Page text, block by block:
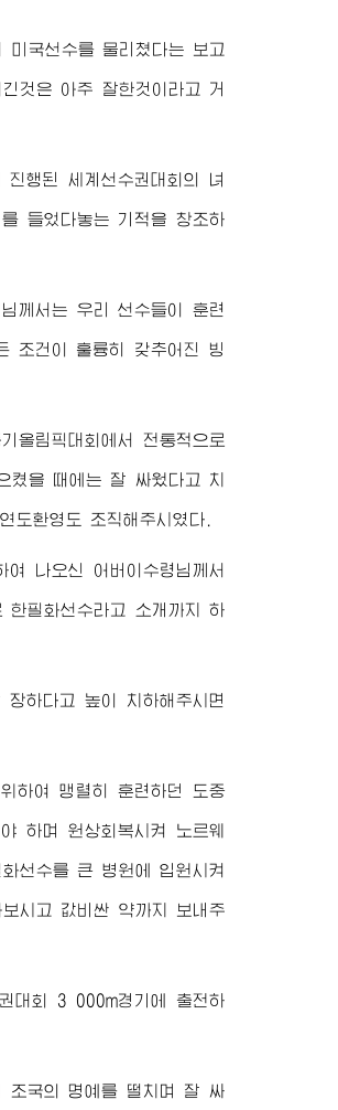
국선수를 물리쳤다는 보고
것은 아주 잘한것이라고 거
행된 세계선수권대회의 녀
들었다놓는 기적을 창조하
께서는 우리 선수들이 훈련
조건이 훌륭히 갖추어진 빙
올림픽대회에서 전통적으로
켰을 때에는 잘 싸웠다고 치
도환영도 조직해주시였다.
여 나오신 어버이수령님께서
필화선수라고 소개까지 하
하다고 높이 치하해주시면
하여 맹렬히 훈련하던 도중
하며 원상회복시켜 노르웨
선수를 큰 병원에 입원시켜
시고 값비싼 약까지 보내주
대회 3 000m경기에 출전하
조국의 명예를 떨치며 잘 싸